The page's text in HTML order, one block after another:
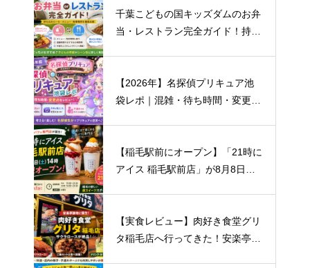
千葉こどもの国キッズダムのお弁
当・レストラン完全ガイド！持ち
【2026年】名探偵プリキュア池
袋レポ｜混雑・待ち時間・変更点
【稲毛駅前にオープン】「21時に
アイス 稲毛駅前店」が8月8日開
【実食レビュー】肉好き食堂グリ
タ稲毛店へ行ってきた！安楽亭跡